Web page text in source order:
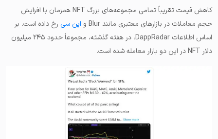
کاهش قیمت تقریباً تمامی مجموعه‌های بزرگ NFT همزمان با افزایش
حجم معاملات در بازارهای معتبری مانند Blur و
اپن سی رخ داده است. بر
اساس اطلاعات DappRadar، در هفته گذشته، مجموعاً حدود ۲۴۵ میلیون
دلار NFT در این دو بازار معامله شده‌ است.